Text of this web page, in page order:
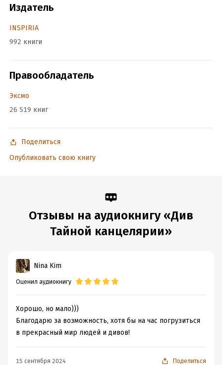
Издатель
INSPIRIA
992 книги
Правообладатель
Эксмо
26 519 книг
Поделиться
Опубликовать свою книгу
Отзывы на аудиокнигу «Див
Тайной канцелярии»
Nina Kim
Оценил аудиокнигу
Хорошо, но мало)))
Благодарю за возможность, хотя бы на час погрузиться
в прекрасный мир людей и дивов!
15 сентября 2024 Поделиться